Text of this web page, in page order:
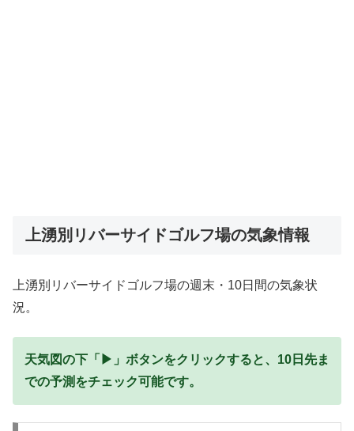
上湧別リバーサイドゴルフ場の気象情報
上湧別リバーサイドゴルフ場の週末・10日間の気象状
況。
天気図の下「▶」ボタンをクリックすると、10日先ま
での予測をチェック可能です。